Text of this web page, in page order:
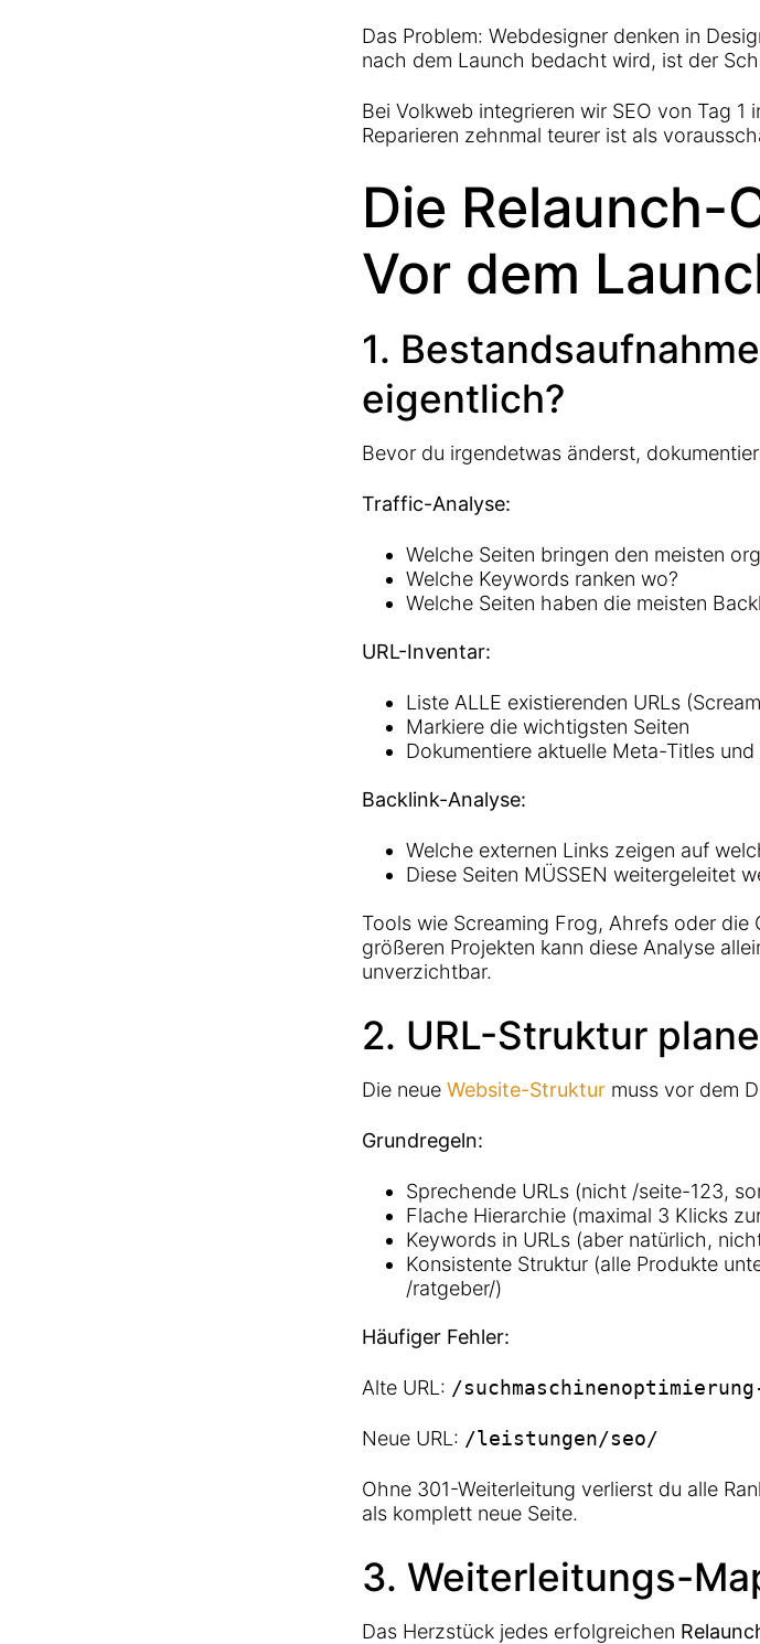
Das Problem: Webdesigner denken in
nach dem Launch bedacht wird, ist der
Bei Volkweb integrieren wir SEO von Tag 1
Reparieren zehnmal teurer ist als
Die Relaunch-
Vor dem
1.
eigentlich?
Bevor du irgendetwas änderst,
Traffic-Analyse:
Welche Seiten bringen den meisten
Welche Keywords ranken wo?
Welche Seiten haben die meisten
URL-Inventar:
Liste ALLE existierenden URLs
Markiere die wichtigsten Seiten
Dokumentiere aktuelle Meta-Titles
Backlink-Analyse:
Welche externen Links zeigen auf
Diese Seiten MÜSSEN weitergeleitet
Tools wie Screaming Frog, Ahrefs oder
größeren Projekten kann diese Analyse
unverzichtbar.
2. URL-Struktur
Die neueWebsite-Struktur muss vor dem
Grundregeln:
Sprechende URLs (nicht /seite-123,
Flache Hierarchie (maximal 3 Klicks
Keywords in URLs (aber natürlich,
Konsistente Struktur (alle Produkte
/ratgeber/)
Häufiger Fehler:
Alte URL: /
Neue URL: /leistungen/seo/
Ohne 301-Weiterleitung verlierst du alle
als komplett neue Seite.
3. Weiterleitungs-
Das Herzstück jedes erfolgreichen